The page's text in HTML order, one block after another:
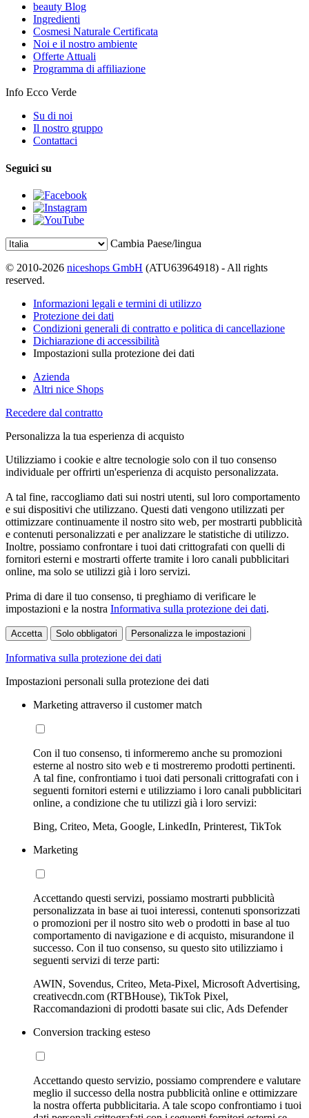
beauty Blog
Ingredienti
Cosmesi Naturale Certificata
Noi e il nostro ambiente
Offerte Attuali
Programma di affiliazione
Info Ecco Verde
Su di noi
Il nostro gruppo
Contattaci
Seguici su
Cambia Paese/lingua
© 2010-2026 niceshops GmbH (ATU63964918) - All rights
reserved.
Informazioni legali e termini di utilizzo
Protezione dei dati
Condizioni generali di contratto e politica di cancellazione
Dichiarazione di accessibilità
Impostazioni sulla protezione dei dati
Azienda
Altri nice Shops
Recedere dal contratto
Personalizza la tua esperienza di acquisto
Utilizziamo i cookie e altre tecnologie solo con il tuo consenso
individuale per offrirti un'esperienza di acquisto personalizzata.
A tal fine, raccogliamo dati sui nostri utenti, sul loro comportamento
e sui dispositivi che utilizzano. Questi dati vengono utilizzati per
ottimizzare continuamente il nostro sito web, per mostrarti pubblicità
e contenuti personalizzati e per analizzare le statistiche di utilizzo.
Inoltre, possiamo confrontare i tuoi dati crittografati con quelli di
fornitori esterni e mostrarti offerte tramite i loro canali pubblicitari
online, ma solo se utilizzi già i loro servizi.
Prima di dare il tuo consenso, ti preghiamo di verificare le
impostazioni e la nostra Informativa sulla protezione dei dati.
Accetta Solo obbligatori Personalizza le impostazioni
Informativa sulla protezione dei dati
Impostazioni personali sulla protezione dei dati
Marketing attraverso il customer match
Con il tuo consenso, ti informeremo anche su promozioni
esterne al nostro sito web e ti mostreremo prodotti pertinenti.
A tal fine, confrontiamo i tuoi dati personali crittografati con i
seguenti fornitori esterni e utilizziamo i loro canali pubblicitari
online, a condizione che tu utilizzi già i loro servizi:
Bing, Criteo, Meta, Google, LinkedIn, Printerest, TikTok
Marketing
Accettando questi servizi, possiamo mostrarti pubblicità
personalizzata in base ai tuoi interessi, contenuti sponsorizzati
o promozioni per il nostro sito web o prodotti in base al tuo
comportamento di navigazione e di acquisto, misurandone il
successo. Con il tuo consenso, su questo sito utilizziamo i
seguenti servizi di terze parti:
AWIN, Sovendus, Criteo, Meta-Pixel, Microsoft Advertising,
creativecdn.com (RTBHouse), TikTok Pixel,
Raccomandazioni di prodotti basate sui clic, Ads Defender
Conversion tracking esteso
Accettando questo servizio, possiamo comprendere e valutare
meglio il successo della nostra pubblicità online e ottimizzare
la nostra offerta pubblicitaria. A tale scopo confrontiamo i tuoi